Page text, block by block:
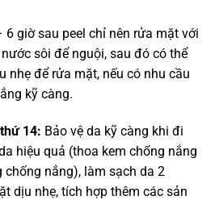
6 giờ sau peel chỉ nên rửa mặt với
sôi để nguội, sau đó có thể
nhẹ để rửa mặt, nếu có nhu cầu
kỹ càng.
14: Bảo vệ da kỹ càng khi đi
hiệu quả (thoa kem chống nắng
nắng), làm sạch da 2
dịu nhẹ, tích hợp thêm các sản